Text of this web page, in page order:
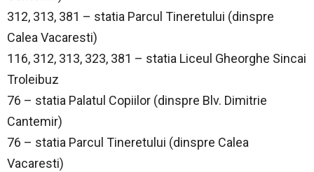
312, 313, 381 – statia Parcul Tineretului (dinspre
Calea Vacaresti)
116, 312, 313, 323, 381 – statia Liceul Gheorghe Sincai
Troleibuz
76 – statia Palatul Copiilor (dinspre Blv. Dimitrie
Cantemir)
76 – statia Parcul Tineretului (dinspre Calea
Vacaresti)